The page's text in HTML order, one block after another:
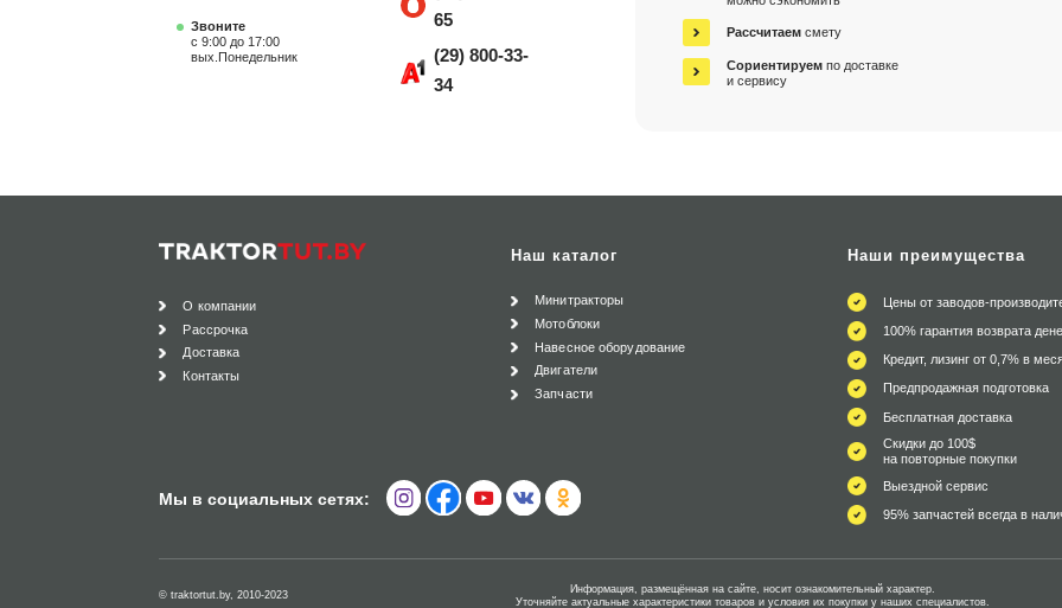
Звоните
с 9:00 до 17:00
вых.Понедельник
65
(29) 800-33-
34
Рассчитаем смету
Сориентируем по доставке
и сервису
О компании
Рассрочка
Доставка
Контакты
Наш каталог
Минитракторы
Мотоблоки
Навесное оборудование
Двигатели
Запчасти
Мы в социальных сетях:
Наши преимущества
Цены от заводов-
100% гарантия возврата
Кредит, лизинг от 0,7% в
Предпродажная подготовка
Бесплатная доставка
Скидки до 100$
на повторные покупки
Выездной сервис
95% запчастей всегда в
© traktortut.by, 2010-2023
Информация, размещённая на сайте, носит ознакомительный характер.
Уточняйте актуальные характеристики товаров и условия их покупки у наших специалистов.